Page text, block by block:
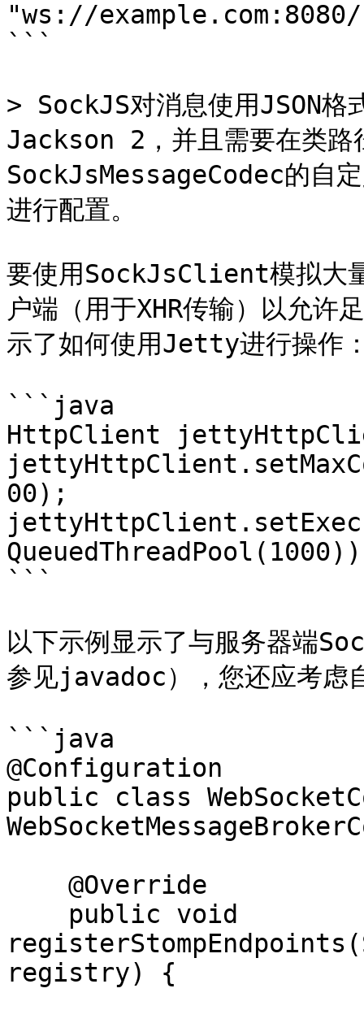
"ws://
```
> SockJS对消息使用JSON格
Jackson 2，并且需要在类路
SockJsMessageCodec的自
进行配置。
要使用SockJsClient模拟大
户端（用于XHR传输）以允许
示了如何使用Jetty进行操作
```java
HttpClient
00);
```
以下示例显示了与服务器端
参见javadoc），您还应考虑
```java
@Configuration
public class
registry) {